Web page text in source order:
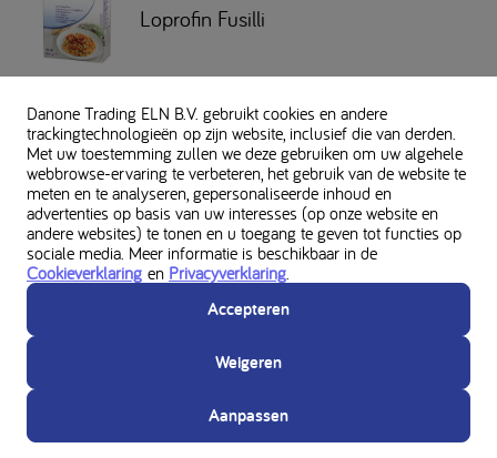
Loprofin Fusilli
Voedingswaarden
Je vindt dit misschien ook leuk
HOOFDGERECHTEN
Danone Trading ELN B.V. gebruikt cookies en andere
trackingtechnologieën op zijn website, inclusief die van derden.
Met uw toestemming zullen we deze gebruiken om uw algehele
webbrowse-ervaring te verbeteren, het gebruik van de website te
meten en te analyseren, gepersonaliseerde inhoud en
advertenties op basis van uw interesses (op onze website en
andere websites) te tonen en u toegang te geven tot functies op
sociale media. Meer informatie is beschikbaar in de
Cookieverklaring en Privacyverklaring.
Accepteren
Weigeren
Aanpassen